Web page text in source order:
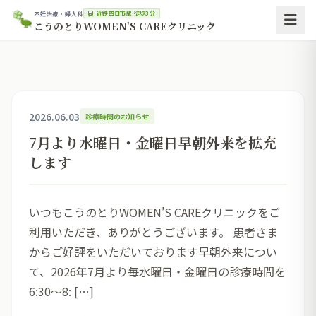
不妊治療・婦人科 近鉄四日市駅 徒歩3分
こうのとりWOMEN'S CAREクリニック
2026.06.03 診療時間のお知らせ
7月より水曜日・金曜日早朝外来を拡充
します
いつもこうのとりWOMEN’S CAREクリニックをご
利用いただき、ありがとうございます。 患者さま
からご好評をいただいております早朝外来につい
て、2026年7月より毎水曜日・金曜日の診療時間を
6:30～8: […]